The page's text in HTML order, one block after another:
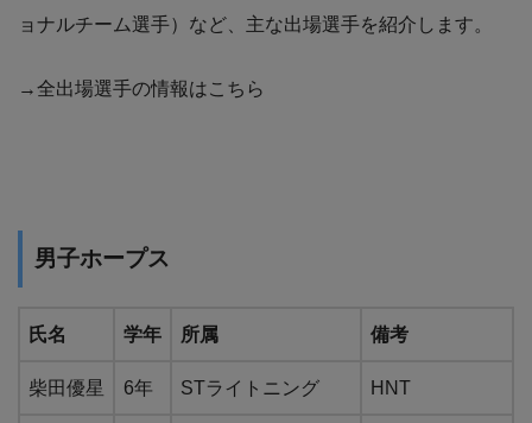
ョナルチーム選手）など、主な出場選手を紹介します。
→全出場選手の情報はこちら
男子ホープス
氏名 学年 所属 備考
柴田優星 6年 STライトニング HNT